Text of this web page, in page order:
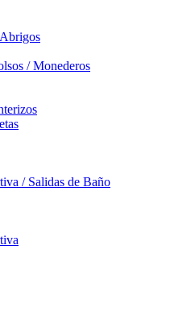
/ Monederos
/ Salidas de Baño